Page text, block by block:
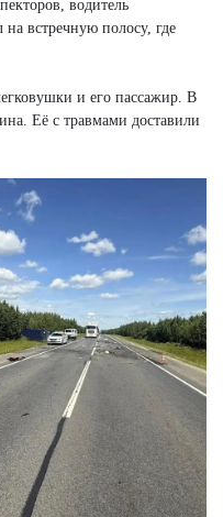
водитель
встречную полосу, где
и его пассажир. В
Её с травмами доставили